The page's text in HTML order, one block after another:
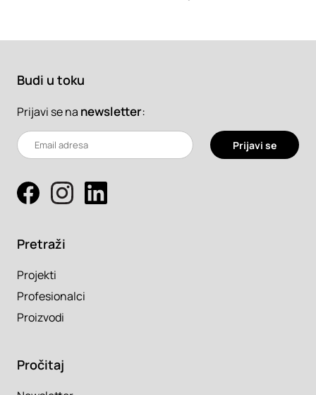
Budi u toku
Prijavi se na newsletter:
Prijavi se
Pretraži
Projekti
Profesionalci
Proizvodi
Pročitaj